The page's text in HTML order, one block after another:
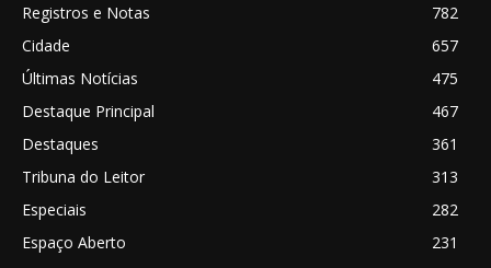
Registros e Notas
782
Cidade
657
Últimas Notícias
475
Destaque Principal
467
Destaques
361
Tribuna do Leitor
313
Especiais
282
Espaço Aberto
231